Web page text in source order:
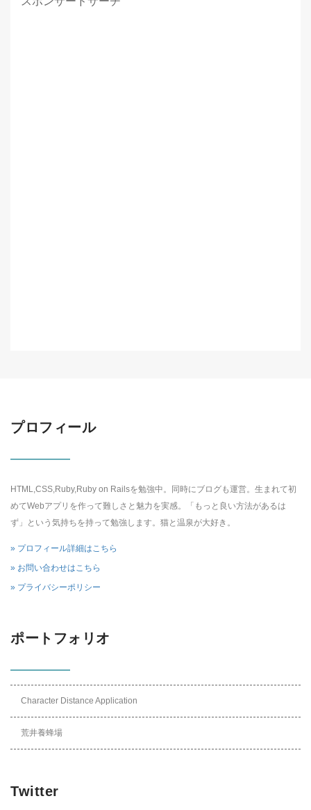
プロフィール
HTML,CSS,Ruby,Ruby on Railsを勉強中。同時にブログも運営。生まれて初
めてWebアプリを作って難しさと魅力を実感。「もっと良い方法があるは
ず」という気持ちを持って勉強します。猫と温泉が大好き。
» プロフィール詳細はこちら
» お問い合わせはこちら
» プライバシーポリシー
ポートフォリオ
Character Distance Application
荒井養蜂場
Twitter